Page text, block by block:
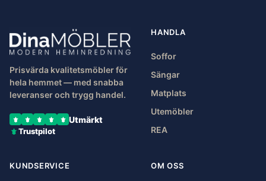
Prisvärda kvalitetsmöbler för
hela hemmet — med snabba
leveranser och trygg handel.
Utmärkt
Trustpilot
HANDLA
Soffor
Sängar
Matplats
Utemöbler
REA
KUNDSERVICE OM OSS